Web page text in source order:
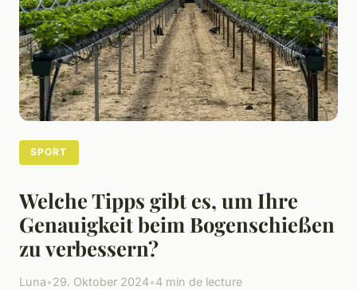
SPORT
Welche Tipps gibt es, um Ihre
Genauigkeit beim Bogenschießen
zu verbessern?
Luna•29. Oktober 2024•4 min de lecture